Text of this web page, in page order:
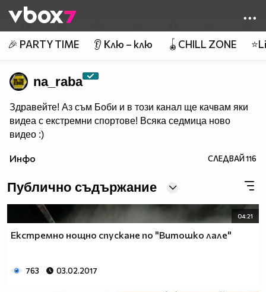
👾
🎉 PARTY TIME 👂 Клю – клю 🪀CHILL ZONE
na_raba
Здравейте! Аз съм Боби и в този канал ще качвам яки
видеа с екстремни спортове! Всяка седмица ново
видео :)
Инфо СЛЕДВАЙ116
Публично съдържание
04:21
Екстремно нощно спускане по "Витошко лале"
763 03.02.2017